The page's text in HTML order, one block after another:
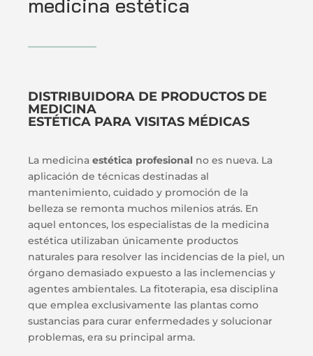
medicina estética
DISTRIBUIDORA DE PRODUCTOS DE
MEDICINA
ESTÉTICA PARA VISITAS MÉDICAS
La medicina estética profesional no es nueva. La
aplicación de técnicas destinadas al
mantenimiento, cuidado y promoción de la
belleza se remonta muchos milenios atrás. En
aquel entonces, los especialistas de la medicina
estética utilizaban únicamente productos
naturales para resolver las incidencias de la piel, un
órgano demasiado expuesto a las inclemencias y
agentes ambientales. La fitoterapia, esa disciplina
que emplea exclusivamente las plantas como
sustancias para curar enfermedades y solucionar
problemas, era su principal arma.